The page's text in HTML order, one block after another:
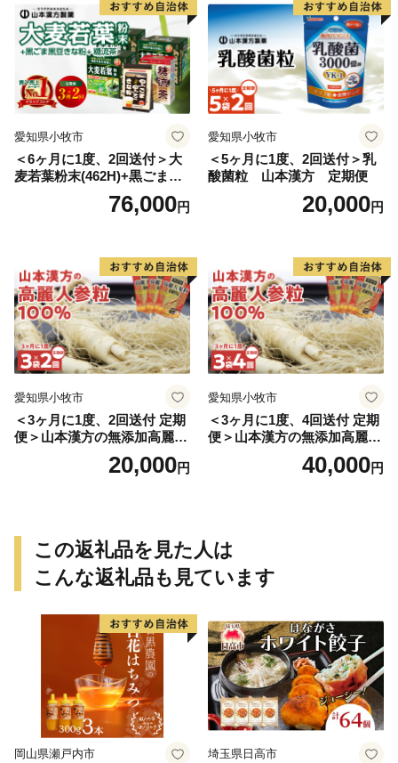
愛知県小牧市
＜6ヶ月に1度、2回送付＞大
麦若葉粉末(462H)+黒ごま黒
豆きな粉+ 糖流茶 山本漢
76,000円
愛知県小牧市
＜5ヶ月に1度、2回送付＞乳
酸菌粒 山本漢方 定期便
20,000円
愛知県小牧市
＜3ヶ月に1度、2回送付 定期
便＞山本漢方の無添加高麗人
20,000円
愛知県小牧市
＜3ヶ月に1度、4回送付 定期
便＞山本漢方の無添加高麗人
40,000円
この返礼品を見た人は
こんな返礼品も見ています
岡山県瀬戸内市 埼玉県日高市